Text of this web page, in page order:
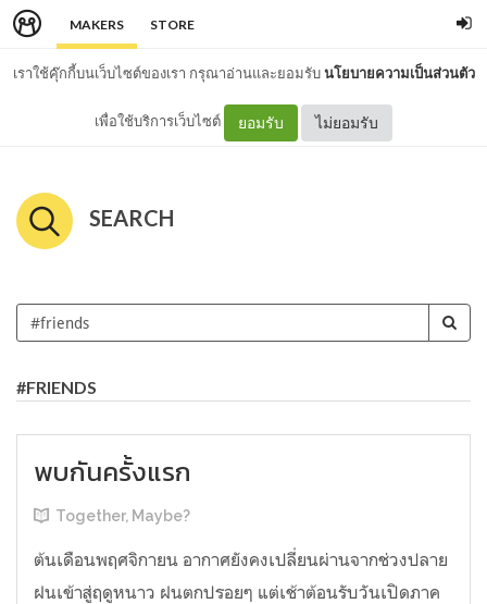
MAKERS STORE
เราใช้คุ๊กกี้บนเว็บไซต์ของเรา กรุณาอ่านและยอมรับนโยบายความเป็นส่วนตัว
เพื่อใช้บริการเว็บไซต์ ยอมรับ ไม่ยอมรับ
SEARCH
#FRIENDS
พบกันครั้งแรก
Together, Maybe?
ต้นเดือนพฤศจิกายน อากาศยังคงเปลี่ยนผ่านจากช่วงปลาย
ฝนเข้าสู่ฤดูหนาว ฝนตกปรอยๆ แต่เช้าต้อนรับวันเปิดภาค